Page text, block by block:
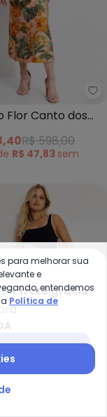
Midi Tricoline
Flor Canto dos
(Rosa)
R$ 598,00
R$ 47,83 sem
Midi Xadrez
+ frete grátis
para melhorar sua
e
entendemos
Política de